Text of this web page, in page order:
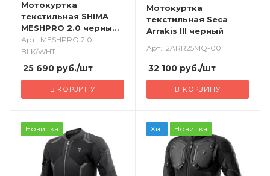
Мотокуртка
текстильная SHIMA
MESHPRO 2.0 черный
белый
Арт.: MESHPRO 2.0
BLK/WHT
25 690 руб./шт
В КОРЗИНУ
Мотокуртка
текстильная Seca
Arrakis III черный
Арт.: 2ARR25MQ-00
32 100руб./шт
В КОРЗИНУ
Новинка Хит Новинка